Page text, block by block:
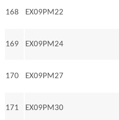
168 EX09PM22
169 EX09PM24
170 EX09PM27
171 EX09PM30